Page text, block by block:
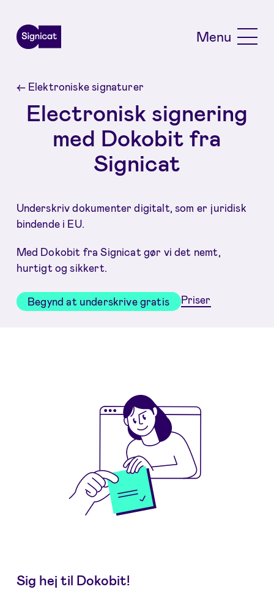
Menu
←Elektroniske signaturer
Electronisk signering
med Dokobit fra
Signicat
Underskriv dokumenter digitalt, som er juridisk
bindende i EU.
Med Dokobit fra Signicat gør vi det nemt,
hurtigt og sikkert.
Begynd at underskrive gratis Priser
Sig hej til Dokobit!